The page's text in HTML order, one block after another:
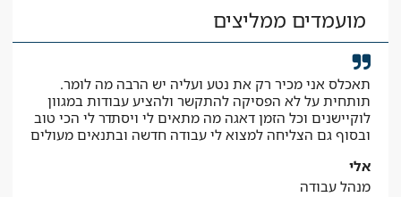
מועמדים ממליצים
תאכלס אני מכיר רק את נטע ועליה יש הרבה מה לומר.
תותחית על לא הפסיקה להתקשר ולהציע עבודות במגוון
לוקיישנים וכל הזמן דאגה מה מתאים לי ויסתדר לי הכי טוב
ובסוף גם הצליחה למצוא לי עבודה חדשה ובתנאים מעולים
אלי
מנהל עבודה